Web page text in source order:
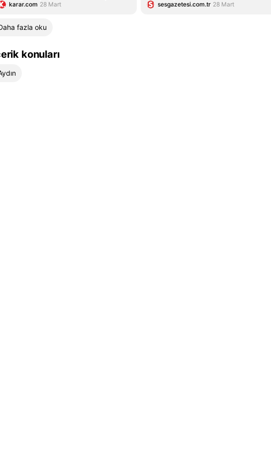
karar.com 28 Mart sesgazetesi.com.tr 28 Mart
fazla oku
konuları